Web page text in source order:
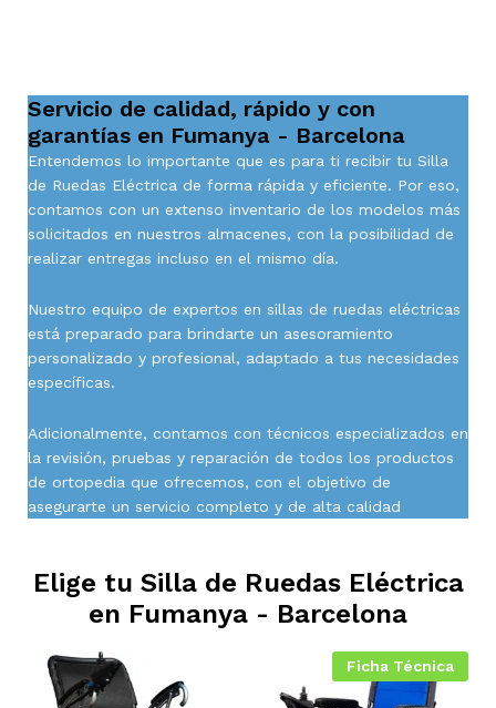
Servicio de calidad, rápido y con
garantías en Fumanya - Barcelona
Entendemos lo importante que es para ti recibir tu Silla
de Ruedas Eléctrica de forma rápida y eficiente. Por eso,
contamos con un extenso inventario de los modelos más
solicitados en nuestros almacenes, con la posibilidad de
realizar entregas incluso en el mismo día.
Nuestro equipo de expertos en sillas de ruedas eléctricas
está preparado para brindarte un asesoramiento
personalizado y profesional, adaptado a tus necesidades
específicas.
Adicionalmente, contamos con técnicos especializados en
la revisión, pruebas y reparación de todos los productos
de ortopedia que ofrecemos, con el objetivo de
asegurarte un servicio completo y de alta calidad
Elige tu Silla de Ruedas Eléctrica
en Fumanya - Barcelona
Ficha Técnica